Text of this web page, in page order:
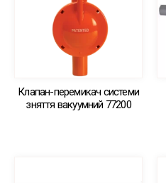
Клапан-перемикач системи
зняття вакуумний 77200